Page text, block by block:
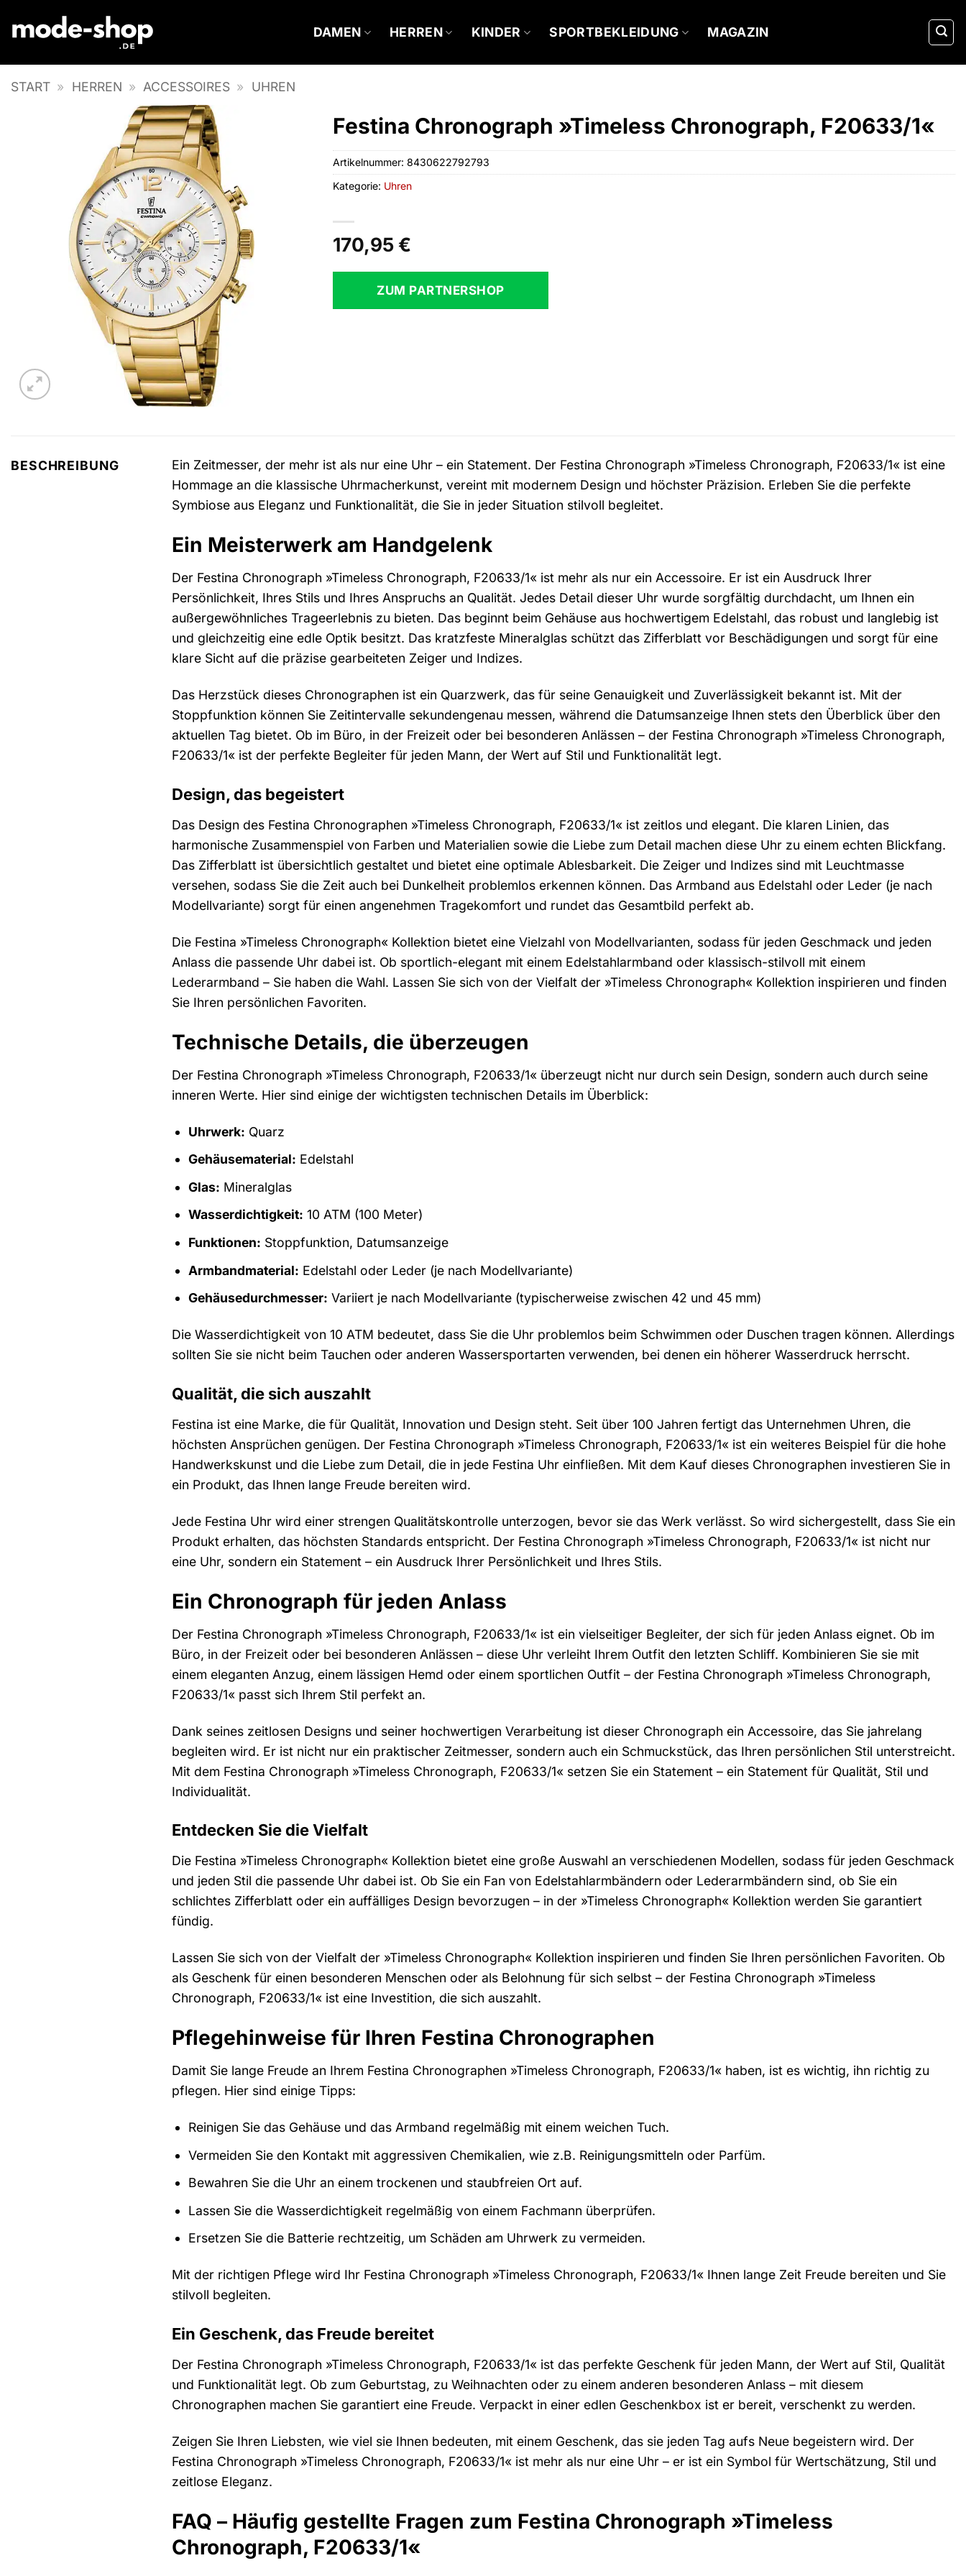
Inhalt
DAMEN HERREN KINDER SPORTBEKLEIDUNG MAGAZIN
START » HERREN » ACCESSOIRES » UHREN
Festina Chronograph »Timeless Chronograph, F20633/1«
170,95 €
ZUM PARTNERSHOP
Artikelnummer: 8430622792793
Kategorie: Uhren
BESCHREIBUNG
Ein Zeitmesser, der mehr ist als nur eine Uhr – ein Statement. Der Festina Chronograph »Timeless Chronograph, F20633/1« ist eine
Hommage an die klassische Uhrmacherkunst, vereint mit modernem Design und höchster Präzision. Erleben Sie die perfekte
Symbiose aus Eleganz und Funktionalität, die Sie in jeder Situation stilvoll begleitet.
Ein Meisterwerk am Handgelenk
Der Festina Chronograph »Timeless Chronograph, F20633/1« ist mehr als nur ein Accessoire. Er ist ein Ausdruck Ihrer
Persönlichkeit, Ihres Stils und Ihres Anspruchs an Qualität. Jedes Detail dieser Uhr wurde sorgfältig durchdacht, um Ihnen ein
außergewöhnliches Trageerlebnis zu bieten. Das beginnt beim Gehäuse aus hochwertigem Edelstahl, das robust und langlebig ist
und gleichzeitig eine edle Optik besitzt. Das kratzfeste Mineralglas schützt das Zifferblatt vor Beschädigungen und sorgt für eine
klare Sicht auf die präzise gearbeiteten Zeiger und Indizes.
Das Herzstück dieses Chronographen ist ein Quarzwerk, das für seine Genauigkeit und Zuverlässigkeit bekannt ist. Mit der
Stoppfunktion können Sie Zeitintervalle sekundengenau messen, während die Datumsanzeige Ihnen stets den Überblick über den
aktuellen Tag bietet. Ob im Büro, in der Freizeit oder bei besonderen Anlässen – der Festina Chronograph »Timeless Chronograph,
F20633/1« ist der perfekte Begleiter für jeden Mann, der Wert auf Stil und Funktionalität legt.
Design, das begeistert
Das Design des Festina Chronographen »Timeless Chronograph, F20633/1« ist zeitlos und elegant. Die klaren Linien, das
harmonische Zusammenspiel von Farben und Materialien sowie die Liebe zum Detail machen diese Uhr zu einem echten Blickfang.
Das Zifferblatt ist übersichtlich gestaltet und bietet eine optimale Ablesbarkeit. Die Zeiger und Indizes sind mit Leuchtmasse
versehen, sodass Sie die Zeit auch bei Dunkelheit problemlos erkennen können. Das Armband aus Edelstahl oder Leder (je nach
Modellvariante) sorgt für einen angenehmen Tragekomfort und rundet das Gesamtbild perfekt ab.
Die Festina »Timeless Chronograph« Kollektion bietet eine Vielzahl von Modellvarianten, sodass für jeden Geschmack und jeden
Anlass die passende Uhr dabei ist. Ob sportlich-elegant mit einem Edelstahlarmband oder klassisch-stilvoll mit einem
Lederarmband – Sie haben die Wahl. Lassen Sie sich von der Vielfalt der »Timeless Chronograph« Kollektion inspirieren und finden
Sie Ihren persönlichen Favoriten.
Technische Details, die überzeugen
Der Festina Chronograph »Timeless Chronograph, F20633/1« überzeugt nicht nur durch sein Design, sondern auch durch seine
inneren Werte. Hier sind einige der wichtigsten technischen Details im Überblick:
Uhrwerk: Quarz
Gehäusematerial: Edelstahl
Glas: Mineralglas
Wasserdichtigkeit: 10 ATM (100 Meter)
Funktionen: Stoppfunktion, Datumsanzeige
Armbandmaterial: Edelstahl oder Leder (je nach Modellvariante)
Gehäusedurchmesser: Variiert je nach Modellvariante (typischerweise zwischen 42 und 45 mm)
Die Wasserdichtigkeit von 10 ATM bedeutet, dass Sie die Uhr problemlos beim Schwimmen oder Duschen tragen können. Allerdings
sollten Sie sie nicht beim Tauchen oder anderen Wassersportarten verwenden, bei denen ein höherer Wasserdruck herrscht.
Qualität, die sich auszahlt
Festina ist eine Marke, die für Qualität, Innovation und Design steht. Seit über 100 Jahren fertigt das Unternehmen Uhren, die
höchsten Ansprüchen genügen. Der Festina Chronograph »Timeless Chronograph, F20633/1« ist ein weiteres Beispiel für die hohe
Handwerkskunst und die Liebe zum Detail, die in jede Festina Uhr einfließen. Mit dem Kauf dieses Chronographen investieren Sie in
ein Produkt, das Ihnen lange Freude bereiten wird.
Jede Festina Uhr wird einer strengen Qualitätskontrolle unterzogen, bevor sie das Werk verlässt. So wird sichergestellt, dass Sie ein
Produkt erhalten, das höchsten Standards entspricht. Der Festina Chronograph »Timeless Chronograph, F20633/1« ist nicht nur
eine Uhr, sondern ein Statement – ein Ausdruck Ihrer Persönlichkeit und Ihres Stils.
Ein Chronograph für jeden Anlass
Der Festina Chronograph »Timeless Chronograph, F20633/1« ist ein vielseitiger Begleiter, der sich für jeden Anlass eignet. Ob im
Büro, in der Freizeit oder bei besonderen Anlässen – diese Uhr verleiht Ihrem Outfit den letzten Schliff. Kombinieren Sie sie mit
einem eleganten Anzug, einem lässigen Hemd oder einem sportlichen Outfit – der Festina Chronograph »Timeless Chronograph,
F20633/1« passt sich Ihrem Stil perfekt an.
Dank seines zeitlosen Designs und seiner hochwertigen Verarbeitung ist dieser Chronograph ein Accessoire, das Sie jahrelang
begleiten wird. Er ist nicht nur ein praktischer Zeitmesser, sondern auch ein Schmuckstück, das Ihren persönlichen Stil unterstreicht.
Mit dem Festina Chronograph »Timeless Chronograph, F20633/1« setzen Sie ein Statement – ein Statement für Qualität, Stil und
Individualität.
Entdecken Sie die Vielfalt
Die Festina »Timeless Chronograph« Kollektion bietet eine große Auswahl an verschiedenen Modellen, sodass für jeden Geschmack
und jeden Stil die passende Uhr dabei ist. Ob Sie ein Fan von Edelstahlarmbändern oder Lederarmbändern sind, ob Sie ein
schlichtes Zifferblatt oder ein auffälliges Design bevorzugen – in der »Timeless Chronograph« Kollektion werden Sie garantiert
fündig.
Lassen Sie sich von der Vielfalt der »Timeless Chronograph« Kollektion inspirieren und finden Sie Ihren persönlichen Favoriten. Ob
als Geschenk für einen besonderen Menschen oder als Belohnung für sich selbst – der Festina Chronograph »Timeless
Chronograph, F20633/1« ist eine Investition, die sich auszahlt.
Pflegehinweise für Ihren Festina Chronographen
Damit Sie lange Freude an Ihrem Festina Chronographen »Timeless Chronograph, F20633/1« haben, ist es wichtig, ihn richtig zu
pflegen. Hier sind einige Tipps:
Reinigen Sie das Gehäuse und das Armband regelmäßig mit einem weichen Tuch.
Vermeiden Sie den Kontakt mit aggressiven Chemikalien, wie z.B. Reinigungsmitteln oder Parfüm.
Bewahren Sie die Uhr an einem trockenen und staubfreien Ort auf.
Lassen Sie die Wasserdichtigkeit regelmäßig von einem Fachmann überprüfen.
Ersetzen Sie die Batterie rechtzeitig, um Schäden am Uhrwerk zu vermeiden.
Mit der richtigen Pflege wird Ihr Festina Chronograph »Timeless Chronograph, F20633/1« Ihnen lange Zeit Freude bereiten und Sie
stilvoll begleiten.
Ein Geschenk, das Freude bereitet
Der Festina Chronograph »Timeless Chronograph, F20633/1« ist das perfekte Geschenk für jeden Mann, der Wert auf Stil, Qualität
und Funktionalität legt. Ob zum Geburtstag, zu Weihnachten oder zu einem anderen besonderen Anlass – mit diesem
Chronographen machen Sie garantiert eine Freude. Verpackt in einer edlen Geschenkbox ist er bereit, verschenkt zu werden.
Zeigen Sie Ihren Liebsten, wie viel sie Ihnen bedeuten, mit einem Geschenk, das sie jeden Tag aufs Neue begeistern wird. Der
Festina Chronograph »Timeless Chronograph, F20633/1« ist mehr als nur eine Uhr – er ist ein Symbol für Wertschätzung, Stil und
zeitlose Eleganz.
FAQ – Häufig gestellte Fragen zum Festina Chronograph »Timeless
Chronograph, F20633/1«